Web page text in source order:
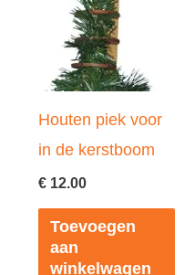
Houten piek voor
in de kerstboom
€12.00
Toevoegen
aan
winkelwagen